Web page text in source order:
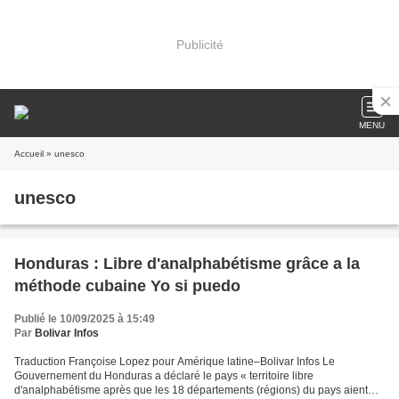
Publicité
MENU
Accueil » unesco
unesco
Honduras : Libre d'analphabétisme grâce a la
méthode cubaine Yo si puedo
Publié le 10/09/2025 à 15:49
Par Bolivar Infos
Traduction Françoise Lopez pour Amérique latine–Bolivar Infos Le
Gouvernement du Honduras a déclaré le pays « territoire libre
d'analphabétisme après que les 18 départements (régions) du pays aient